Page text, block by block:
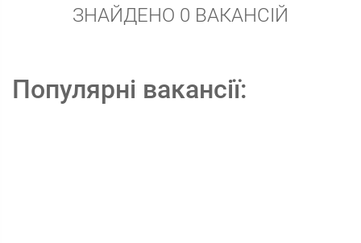
ЗНАЙДЕНО 0 ВАКАНСІЙ
Популярні вакансії: